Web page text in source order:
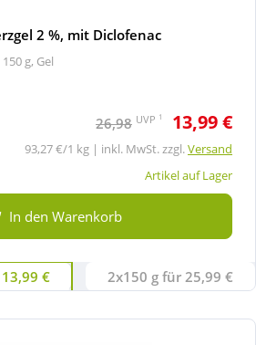
2 %, mit Diclofenac
150 g, Gel
26,98 UVP 1 13,99 €
93,27 €/1 kg | inkl. MwSt. zzgl.Versand
Artikel auf Lager
In den Warenkorb
€ 2x150 g für 25,99 €